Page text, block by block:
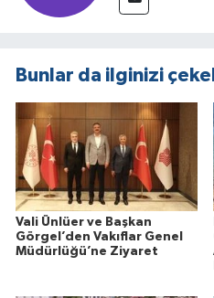
Bunlar da ilginizi
Vali Ünlüer ve Başkan
Görgel’den Vakıflar Genel
Müdürlüğü’ne Ziyaret